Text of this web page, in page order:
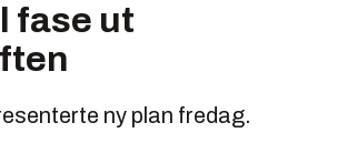
fase ut
ny plan fredag.